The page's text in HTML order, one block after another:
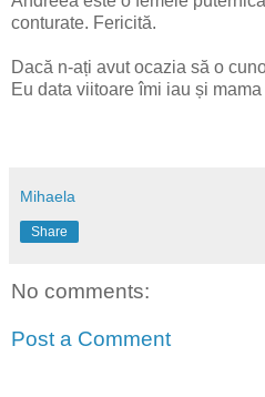
conturate. Fericită.
Dacă n-ați avut ocazia să o
Eu data viitoare îmi iau și
Mihaela
Share
No comments:
Post a Comment